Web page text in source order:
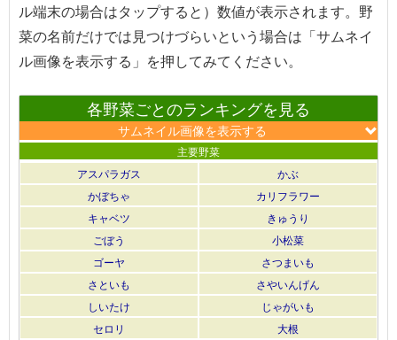
ル端末の場合はタップすると）数値が表示されます。野
菜の名前だけでは見つけづらいという場合は「サムネイ
ル画像を表示する」を押してみてください。
各野菜ごとのランキングを見る
サムネイル画像を表示する
主要野菜
アスパラガス
かぶ
かぼちゃ
カリフラワー
キャベツ
きゅうり
ごぼう
小松菜
ゴーヤ
さつまいも
さといも
さやいんげん
しいたけ
じゃがいも
セロリ
大根